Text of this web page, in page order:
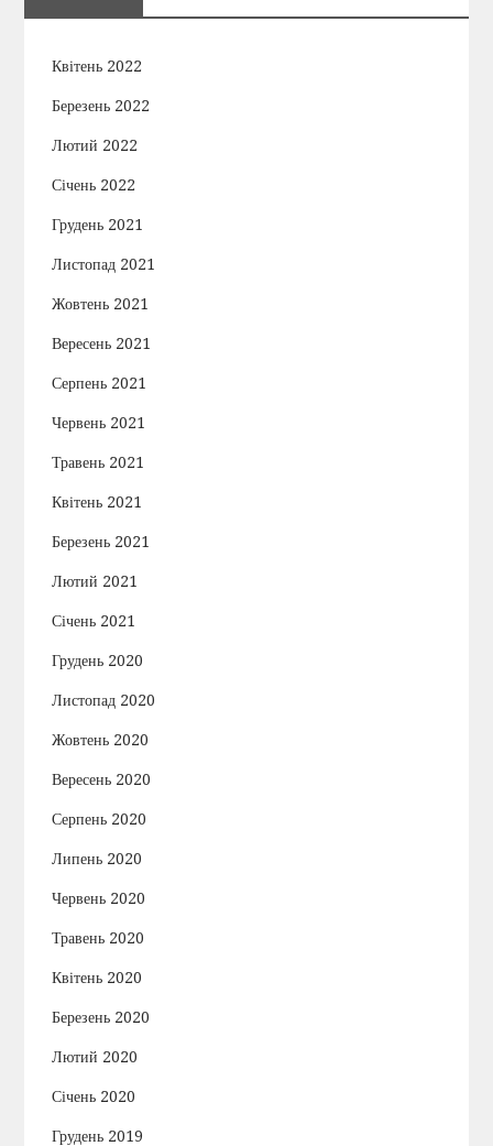
Квітень 2022
Березень 2022
Лютий 2022
Січень 2022
Грудень 2021
Листопад 2021
Жовтень 2021
Вересень 2021
Серпень 2021
Червень 2021
Травень 2021
Квітень 2021
Березень 2021
Лютий 2021
Січень 2021
Грудень 2020
Листопад 2020
Жовтень 2020
Вересень 2020
Серпень 2020
Липень 2020
Червень 2020
Травень 2020
Квітень 2020
Березень 2020
Лютий 2020
Січень 2020
Грудень 2019